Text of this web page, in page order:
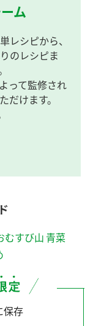
ム
レシピから、
のレシピま
って監修され
だけます。
むすび山 青菜
保存